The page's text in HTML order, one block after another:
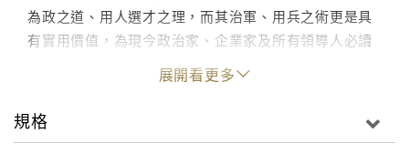
為政之道、用人選才之理，而其治軍、用兵之術更是具
有實用價值，為現今政治家、企業家及所有領導人必讀
作者簡介
展開看更多
規格